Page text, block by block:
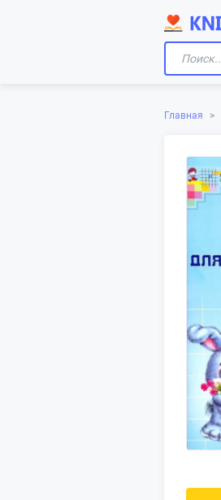
Главная >